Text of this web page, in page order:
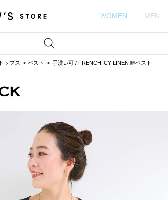
WOMEN MEN
トップス ベスト 手洗い可 / FRENCH ICY LINEN 畦ベスト